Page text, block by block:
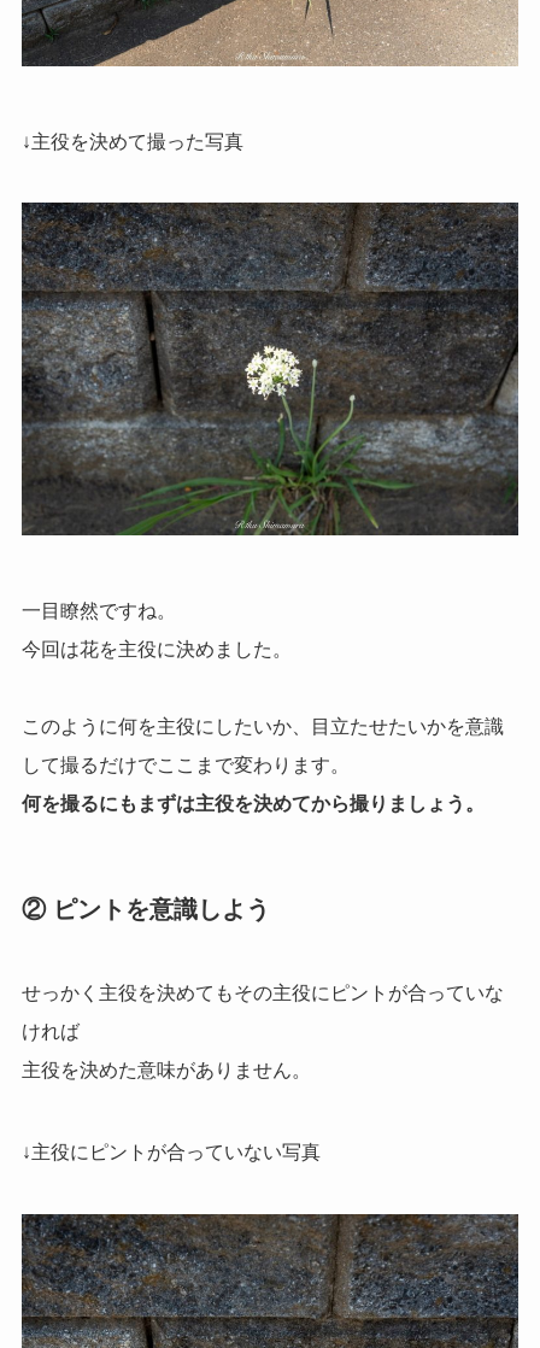
↓主役を決めて撮った写真
一目瞭然ですね。
今回は花を主役に決めました。
このように何を主役にしたいか、目立たせたいかを意識
して撮るだけでここまで変わります。
何を撮るにもまずは主役を決めてから撮りましょう。
② ピントを意識しよう
せっかく主役を決めてもその主役にピントが合っていな
ければ
主役を決めた意味がありません。
↓主役にピントが合っていない写真